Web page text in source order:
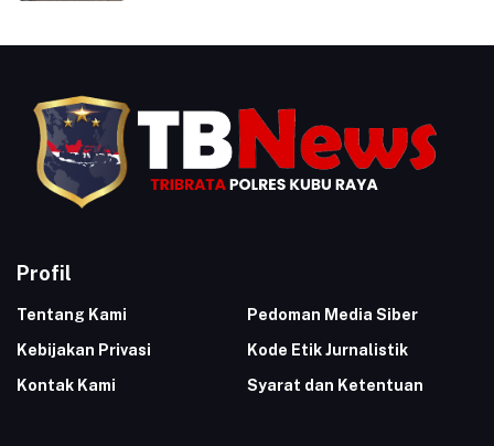
Profil
Tentang Kami
Pedoman Media Siber
Kebijakan Privasi
Kode Etik Jurnalistik
Kontak Kami
Syarat dan Ketentuan